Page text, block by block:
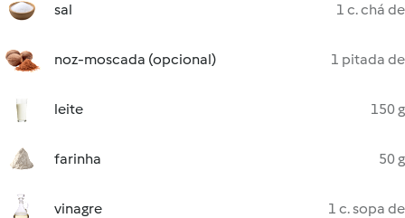
sal 1 c. chá de
noz-moscada (opcional) 1 pitada de
leite 150 g
farinha 50 g
vinagre 1 c. sopa de